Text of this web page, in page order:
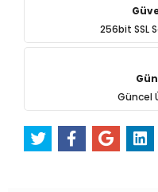
256bit SSL
Güncel